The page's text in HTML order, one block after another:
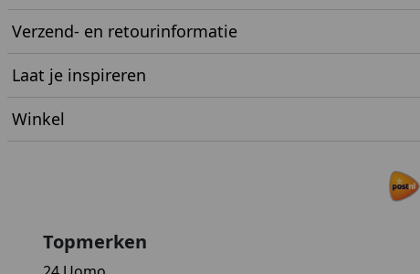
Verzend- en retourinformatie
Laat je inspireren
Winkel
Topmerken